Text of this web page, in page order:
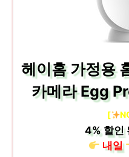
헤이홈 가정용
카메라 Egg
[
4%할인
내일